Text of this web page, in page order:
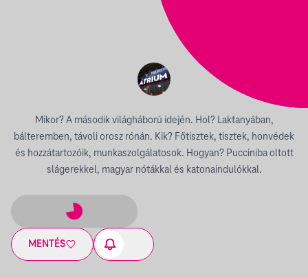
Mikor? A második világháború idején. Hol? Laktanyában,
bálteremben, távoli orosz rónán. Kik? Főtisztek, tisztek, honvédek
és hozzátartozóik, munkaszolgálatosok. Hogyan? Pucciniba oltott
slágerekkel, magyar nótákkal és katonaindulókkal.
MENTÉS